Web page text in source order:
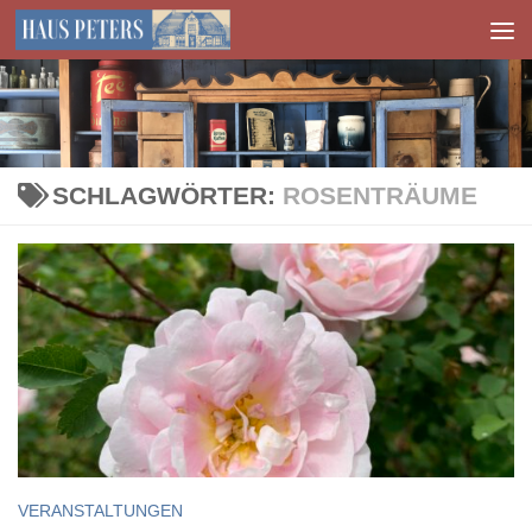
Zum Inhalt springen
SCHLAGWÖRTER: ROSENTRÄUME
VERANSTALTUNGEN